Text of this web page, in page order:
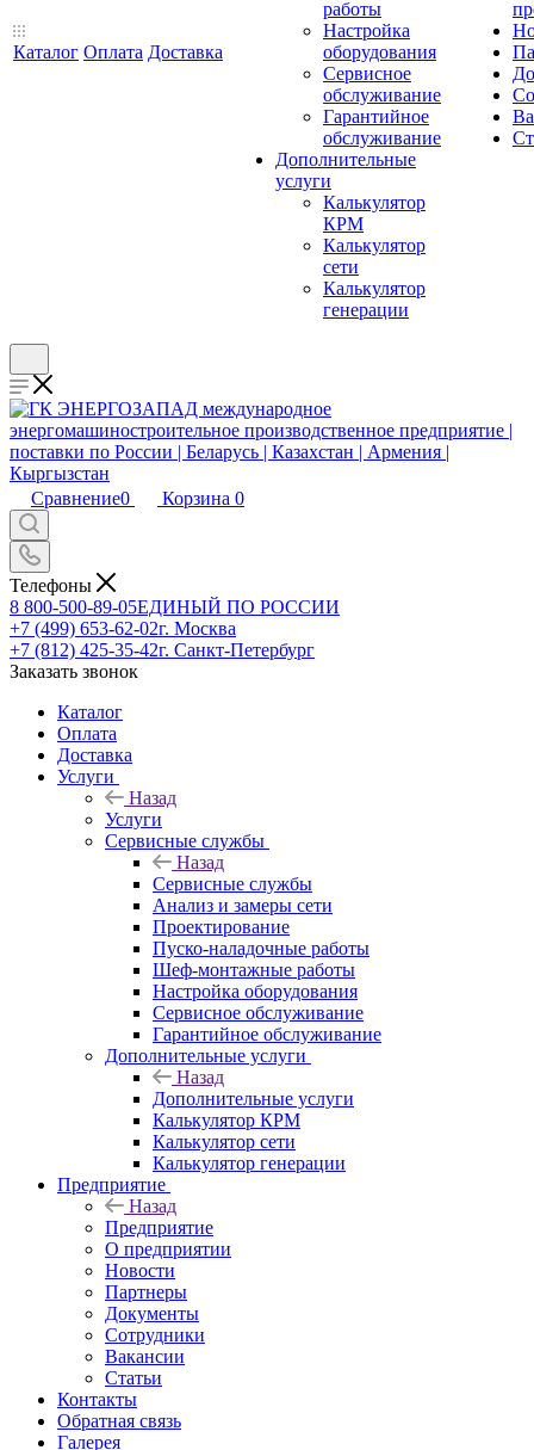
Каталог Оплата Доставка
работы
Настройка
оборудования
Сервисное
обслуживание
Гарантийное
обслуживание
Дополнительные
услуги
Калькулятор
КРМ
Калькулятор
сети
Калькулятор
генерации
Сравнение0 Корзина 0
Телефоны
8 800-500-89-05ЕДИНЫЙ ПО РОССИИ
+7 (499) 653-62-02г. Москва
+7 (812) 425-35-42г. Санкт-Петербург
Заказать звонок
Каталог
Оплата
Доставка
Услуги
Назад
Услуги
Сервисные службы
Назад
Сервисные службы
Анализ и замеры сети
Проектирование
Пуско-наладочные работы
Шеф-монтажные работы
Настройка оборудования
Сервисное обслуживание
Гарантийное обслуживание
Дополнительные услуги
Назад
Дополнительные услуги
Калькулятор КРМ
Калькулятор сети
Калькулятор генерации
Предприятие
Назад
Предприятие
О предприятии
Новости
Партнеры
Документы
Сотрудники
Вакансии
Статьи
Контакты
Обратная связь
Галерея